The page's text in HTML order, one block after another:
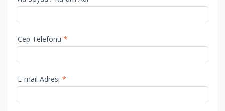
Cep Telefonu *
E-mail Adresi *